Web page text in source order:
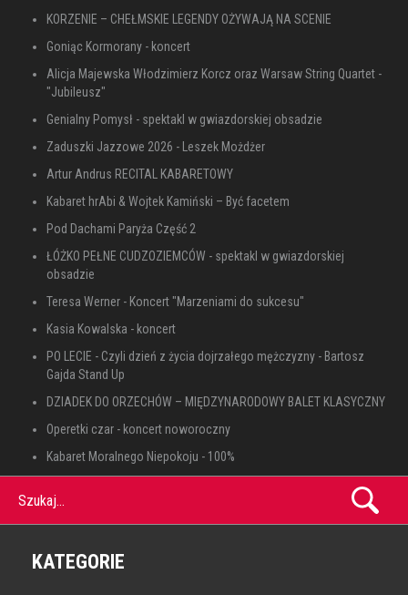
KORZENIE – CHEŁMSKIE LEGENDY OŻYWAJĄ NA SCENIE
Goniąc Kormorany - koncert
Alicja Majewska Włodzimierz Korcz oraz Warsaw String Quartet -
"Jubileusz"
Genialny Pomysł - spektakl w gwiazdorskiej obsadzie
Zaduszki Jazzowe 2026 - Leszek Możdżer
Artur Andrus RECITAL KABARETOWY
Kabaret hrAbi & Wojtek Kamiński – Być facetem
Pod Dachami Paryża Część 2
ŁÓŻKO PEŁNE CUDZOZIEMCÓW - spektakl w gwiazdorskiej
obsadzie
Teresa Werner - Koncert "Marzeniami do sukcesu"
Kasia Kowalska - koncert
PO LECIE - Czyli dzień z życia dojrzałego mężczyzny - Bartosz
Gajda Stand Up
DZIADEK DO ORZECHÓW – MIĘDZYNARODOWY BALET KLASYCZNY
Operetki czar - koncert noworoczny
Kabaret Moralnego Niepokoju - 100%
Szukaj...
KATEGORIE